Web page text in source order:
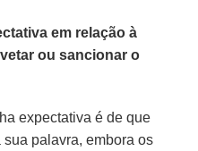
em relação à
ou sancionar o
expectativa é de que
palavra, embora os